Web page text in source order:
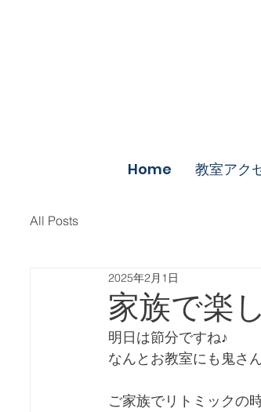
Home 教室アク
All Posts
家族で楽
2025年2月1日
明日は節分ですね♪
なんとお教室にも鬼さ
ご家族でリトミックの